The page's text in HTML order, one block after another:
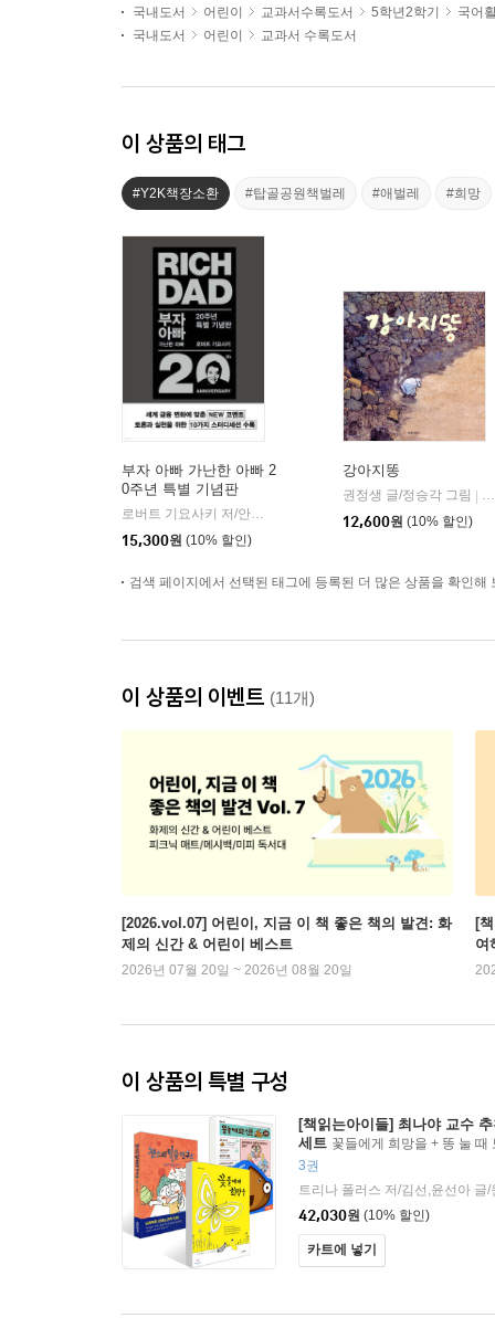
국내도서
어린이 교과서수록도서 5학년2학기
국어
국내도서
어린이 교과서 수록도서
이 상품의 태그
#Y2K책장소환 #탑골공원책벌레 #애벌레 #희망
부자 아빠 가난한 아빠 2
0주년 특별 기념판
로버트 기요사키 저/안진환 역
15,300원 (10% 할인)
강아지똥
권정생 글/정승각 그림
12,600원 (10% 할인)
검색 페이지에서 선택된 태그에 등록된 더 많은 상품을 확인해
이 상품의 이벤트 (11개)
[2026.vol.07] 어린이, 지금 이 책 좋은 책의 발견: 화
제의 신간 & 어린이 베스트
2026년 07월 20일 ~ 2026년 08월 20일
[
여
이 상품의 특별 구성
[책읽는아이들] 최나야 교수
세트 꽃들에게 희망을 + 똥 눌 때
소리탈출연구소 1 : 집중력 도둑
3권
42,030원 (10% 할인)
카트에 넣기